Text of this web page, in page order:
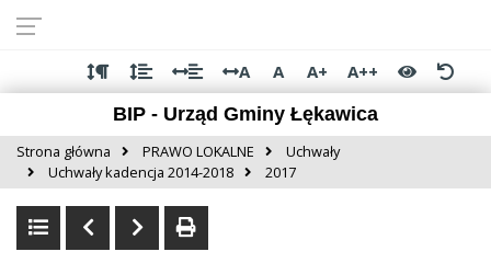
dostępności
głównej
treści
menu
stopki
A A A+
A++
BIP - Urząd Gminy Łękawica
Strona główna PRAWO LOKALNE
Uchwały
Uchwały kadencja 2014-2018
2017